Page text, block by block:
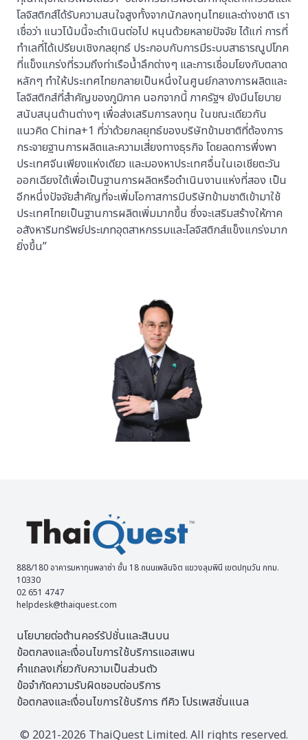
โลจิสติกส์ได้รับความสนใจสูงทั้งจากนักลงทุนไทยและต่างชาติ เรา
เชื่อว่า แนวโน้มนี้จะดำเนินต่อไป หนุนด้วยหลายปัจจัย ได้แก่ การที่
ทำเลที่ได้เปรียบเชิงกลยุทธ์ ประกอบกับการมีระบบสาธารณูปโภค
ที่แข็งแกร่งที่รวมถึงท่าเรือน้ำลึกต่างๆ และการเชื่อมโยงกับตลาด
หลักๆ ทำให้ประเทศไทยกลายเป็นหนึ่งในศูนย์กลางการผลิตและ
โลจิสติกส์ที่สำคัญของภูมิภาค นอกจากนี้ ภาครัฐฯ ยังมีนโยบาย
สนับสนุนด้านต่างๆ เพื่อส่งเสริมการลงทุน ในขณะเดียวกัน
แนวคิด China+1 ที่ว่าด้วยกลยุทธ์ของบริษัทข้ามชาติที่ต้องการ
กระจายฐานการผลิตและความเสี่ยงทางธุรกิจ โดยลดการพึ่งพา
ประเทศจีนเพียงแห่งเดียว และมองหาประเทศอื่นในเอเชียตะวัน
ออกเฉียงใต้เพื่อเป็นฐานการผลิตหรือดำเนินงานแห่งที่สอง เป็น
อีกหนึ่งปัจจัยสำคัญที่จะเพิ่มโอกาสการมีบริษัทข้ามชาติเข้ามาใช้
ประเทศไทยเป็นฐานการผลิตเพิ่มมากขึ้น ซึ่งจะเสริมสร้างให้ภาค
อสังหาริมทรัพย์ประเภทอุตสาหกรรมและโลจิสติกส์แข็งแกร่งมาก
ยิ่งขึ้น”
888/180 อาคารมหาทุนพลาซ่า ชั้น 18 ถนนเพลินจิต แขวงลุมพินี เขตปทุมวัน กทม.
10330
02 651 4747
helpdesk@thaiquest.com
นโยบายต่อต้านคอร์รัปชั่นและสินบน
ข้อตกลงและเงื่อนไขการใช้บริการแอสเพน
คำแถลงเกี่ยวกับความเป็นส่วนตัว
ข้อจำกัดความรับผิดชอบต่อบริการ
ข้อตกลงและเงื่อนไขการใช้บริการ ทีคิว โปรเพสชั่นแนล
© 2021-2026 ThaiQuest Limited. All rights reserved.